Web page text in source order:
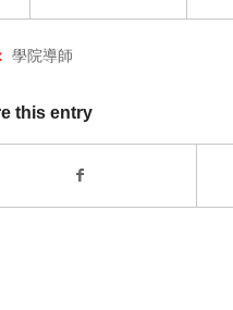
學院導師
this entry